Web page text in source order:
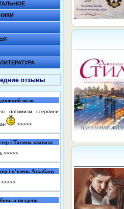
отзывы
волк
оптимизм г.героини
>>>>>
і Таємна кімната
>>>>>
і в’язень Азкабану
>>>>>
в полдень